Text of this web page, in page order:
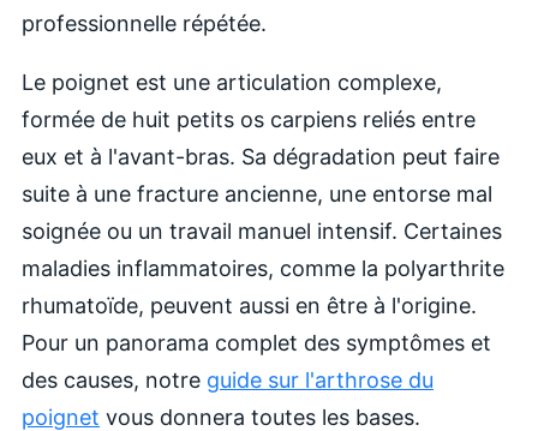
professionnelle répétée.
Le poignet est une articulation complexe,
formée de huit petits os carpiens reliés entre
eux et à l'avant-bras. Sa dégradation peut faire
suite à une fracture ancienne, une entorse mal
soignée ou un travail manuel intensif. Certaines
maladies inflammatoires, comme la polyarthrite
rhumatoïde, peuvent aussi en être à l'origine.
Pour un panorama complet des symptômes et
des causes, notre guide sur l'arthrose du
poignet vous donnera toutes les bases.